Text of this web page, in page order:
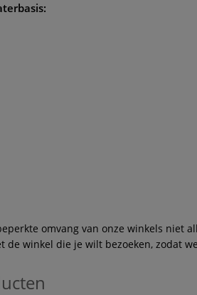
omvang van onze winkels
winkel die je wilt bezoeken, zodat